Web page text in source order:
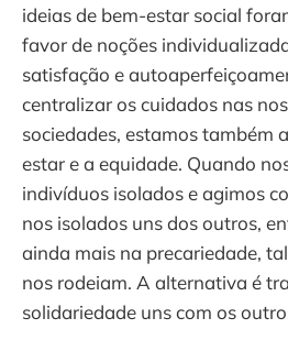
ideias de bem-estar social
favor de noções
satisfação e
centralizar os cuidados nas
sociedades, estamos também
estar e a equidade. Quando
indivíduos isolados e agimos
nos isolados uns dos outros,
ainda mais na precariedade,
nos rodeiam. A alternativa é
solidariedade uns com os